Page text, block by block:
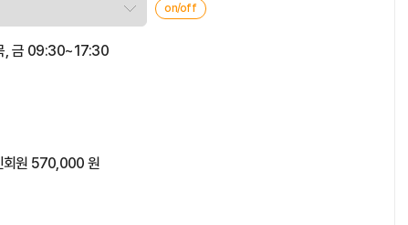
on/off
, 금 09:30~17:30
회원 570,000 원